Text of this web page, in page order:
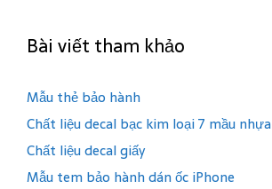
Bài viết tham khảo
Mẫu thẻ bảo hành
Chất liệu decal bạc kim loại 7 mầu nhựa
Chất liệu decal giấy
Mẫu tem bảo hành dán ốc iPhone